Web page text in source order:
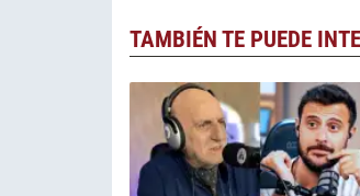
TAMBIÉN TE PUEDE